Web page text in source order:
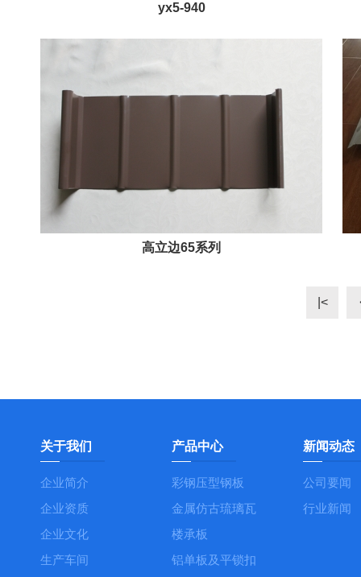
yx5-940
高立边65系列
|<
关于我们
企业简介
企业资质
企业文化
生产车间
产品中心
彩钢压型钢板
金属仿古琉璃瓦
楼承板
铝单板及平锁扣
新闻动态
公司要闻
行业新闻